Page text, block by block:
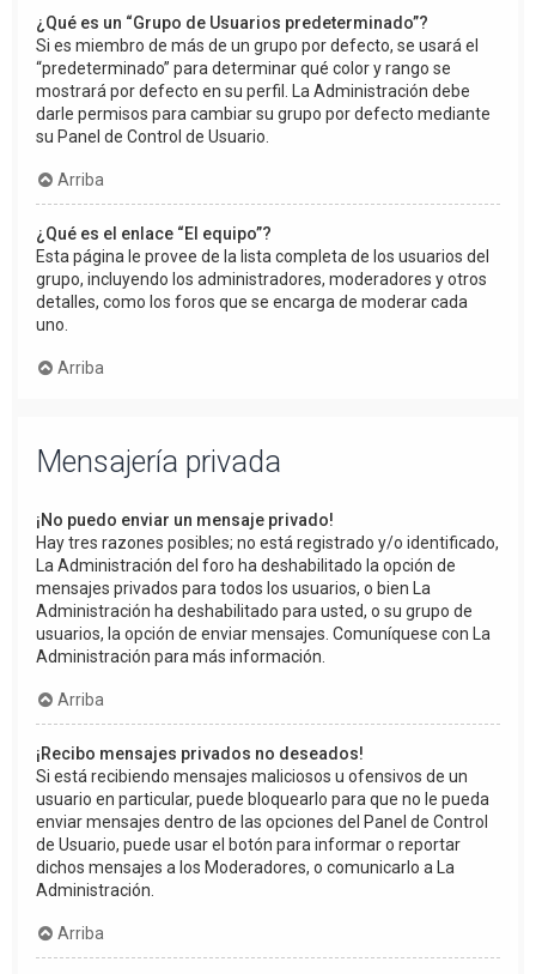
¿Qué es un “Grupo de Usuarios predeterminado”?
Si es miembro de más de un grupo por defecto, se usará el
“predeterminado” para determinar qué color y rango se
mostrará por defecto en su perfil. La Administración debe
darle permisos para cambiar su grupo por defecto mediante
su Panel de Control de Usuario.
Arriba
¿Qué es el enlace “El equipo”?
Esta página le provee de la lista completa de los usuarios del
grupo, incluyendo los administradores, moderadores y otros
detalles, como los foros que se encarga de moderar cada
uno.
Arriba
Mensajería privada
¡No puedo enviar un mensaje privado!
Hay tres razones posibles; no está registrado y/o identificado,
La Administración del foro ha deshabilitado la opción de
mensajes privados para todos los usuarios, o bien La
Administración ha deshabilitado para usted, o su grupo de
usuarios, la opción de enviar mensajes. Comuníquese con La
Administración para más información.
Arriba
¡Recibo mensajes privados no deseados!
Si está recibiendo mensajes maliciosos u ofensivos de un
usuario en particular, puede bloquearlo para que no le pueda
enviar mensajes dentro de las opciones del Panel de Control
de Usuario, puede usar el botón para informar o reportar
dichos mensajes a los Moderadores, o comunicarlo a La
Administración.
Arriba